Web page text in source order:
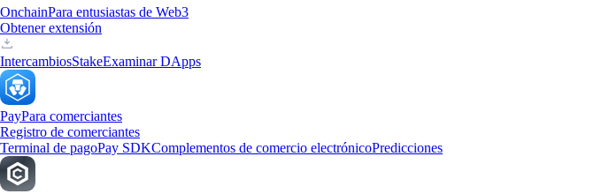
OnchainPara entusiastas de Web3
Obtener extensión
IntercambiosStakeExaminar DApps
PayPara comerciantes
Registro de comerciantes
Terminal de pagoPay SDKComplementos de comercio electrónicoPredicciones